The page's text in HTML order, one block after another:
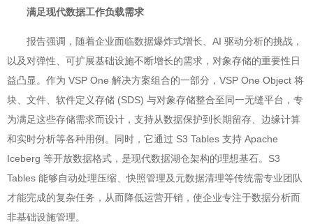
满足现代数据工作负载需求
报告强调，随着企业面临数据爆炸式增长、AI 驱动分析的挑战，
以及对弹性、可扩展基础设施不断增长的需求，对象存储的重要性日
益凸显。作为 VSP One 解决方案组合的一部分，VSP One Object 将
块、文件、软件定义存储 (SDS) 与对象存储整合至同一无缝平台，专
为满足这些存储需求而设计，支持从数据保护到长期留存、边缘计算
和实时分析等各种用例。同时，它通过 S3 Tables 支持 Apache
Iceberg 等开放数据格式，是现代数据湖仓架构的理想基石。S3
Tables 能够自动处理压缩、快照管理及元数据清理等传统需专业团队
才能完成的复杂任务，从而降低运营开销，使企业专注于数据分析而
非基础设施管理。